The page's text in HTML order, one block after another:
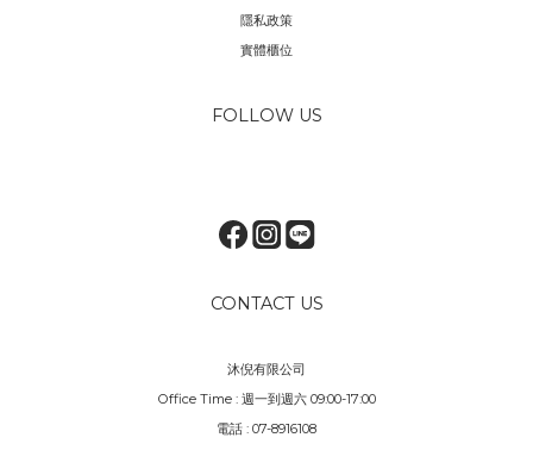
隱私政策
實體櫃位
FOLLOW US
CONTACT US
沐倪有限公司
Office Time : 週一到週六 09:00-17:00
電話 : 07-8916108